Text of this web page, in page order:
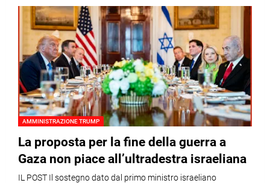
AMMINISTRAZIONE TRUMP
La proposta per la fine della guerra a
Gaza non piace all’ultradestra israeliana
IL POST Il sostegno dato dal primo ministro israeliano